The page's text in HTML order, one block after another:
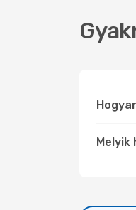
Melyik